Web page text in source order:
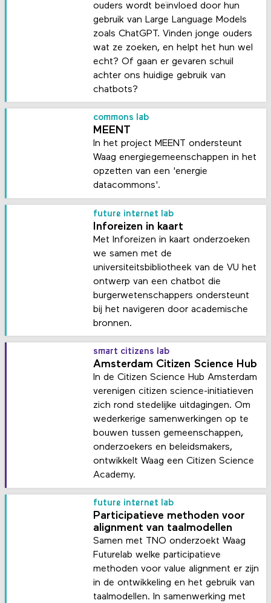
ouders wordt beïnvloed door hun
gebruik van Large Language Models
zoals ChatGPT. Vinden jonge ouders
wat ze zoeken, en helpt het hun wel
echt? Of gaan er gevaren schuil
achter ons huidige gebruik van
chatbots?
commons lab
MEENT
In het project MEENT ondersteunt
Waag energiegemeenschappen in het
opzetten van een 'energie
datacommons'.
future internet lab
Inforeizen in kaart
Met Inforeizen in kaart onderzoeken
we samen met de
universiteitsbibliotheek van de VU het
ontwerp van een chatbot die
burgerwetenschappers ondersteunt
bij het navigeren door academische
bronnen.
smart citizens lab
Amsterdam Citizen Science Hub
In de Citizen Science Hub Amsterdam
verenigen citizen science-initiatieven
zich rond stedelijke uitdagingen. Om
wederkerige samenwerkingen op te
bouwen tussen gemeenschappen,
onderzoekers en beleidsmakers,
ontwikkelt Waag een Citizen Science
Academy.
future internet lab
Participatieve methoden voor
alignment van taalmodellen
Samen met TNO onderzoekt Waag
Futurelab welke participatieve
methoden voor value alignment er zijn
in de ontwikkeling en het gebruik van
taalmodellen. In samenwerking met